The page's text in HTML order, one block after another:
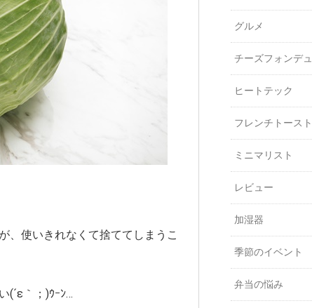
、使いきれなくて捨ててしまうこ
(´ε｀；)ｳｰﾝ…
グルメ
チーズフォンデュ
ヒートテック
フレンチトースト
ミニマリスト
レビュー
加湿器
季節のイベント
弁当の悩み